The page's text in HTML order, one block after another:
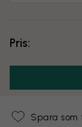
Pris:
Spara